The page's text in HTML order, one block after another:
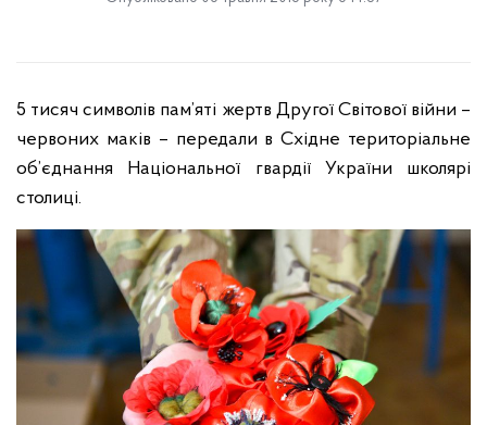
5 тисяч символів пам’яті жертв Другої Світової війни –
червоних маків – передали в Східне територіальне
об’єднання Національної гвардії України школярі
столиці.